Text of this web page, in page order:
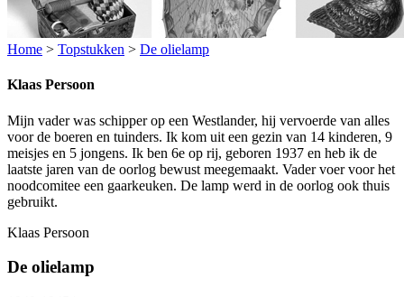
Home > Topstukken > De olielamp
Klaas Persoon
Mijn vader was schipper op een Westlander, hij vervoerde van alles
voor de boeren en tuinders. Ik kom uit een gezin van 14 kinderen, 9
meisjes en 5 jongens. Ik ben 6e op rij, geboren 1937 en heb ik de
laatste jaren van de oorlog bewust meegemaakt. Vader voer voor het
noodcomitee een gaarkeuken. De lamp werd in de oorlog ook thuis
gebruikt.
Klaas Persoon
De olielamp